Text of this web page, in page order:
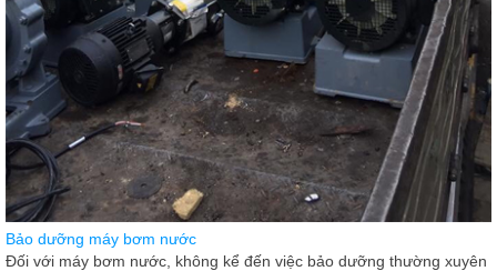
Bảo dưỡng máy bơm nước
Đối với máy bơm nước, không kể đến việc bảo dưỡng thường xuyên